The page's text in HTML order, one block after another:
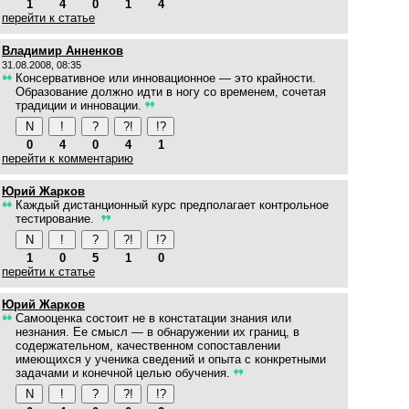
1 4 0 1
4
перейти к статье
Владимир Анненков
31.08.2008, 08:35
Консервативное или инновационное — это крайности.
Образование должно идти в ногу со временем, сочетая
традиции и инновации.
0 4 0 4
1
перейти к комментарию
Юрий Жарков
Каждый дистанционный курс предполагает контрольное
тестирование.
1 0 5 1
0
перейти к статье
Юрий Жарков
Самооценка состоит не в констатации знания или
незнания. Ее смысл — в обнаружении их границ, в
содержательном, качественном сопоставлении
имеющихся у ученика сведений и опыта с конкретными
задачами и конечной целью обучения.